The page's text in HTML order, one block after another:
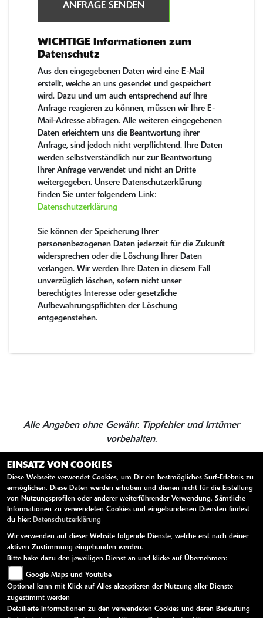
ANFRAGE SENDEN
WICHTIGE Informationen zum
Datenschutz
Aus den eingegebenen Daten wird eine E-Mail
erstellt, welche an uns gesendet und gespeichert
wird. Dazu und um auch entsprechend auf Ihre
Anfrage reagieren zu können, müssen wir Ihre E-
Mail-Adresse abfragen. Alle weiteren eingegebenen
Daten erleichtern uns die Beantwortung ihrer
Anfrage, sind jedoch nicht verpflichtend. Ihre Daten
werden selbstverständlich nur zur Beantwortung
Ihrer Anfrage verwendet und nicht an Dritte
weitergegeben. Unsere Datenschutzerklärung
finden Sie unter folgendem Link:
Datenschutzerklärung
Sie können der Speicherung Ihrer
personenbezogenen Daten jederzeit für die Zukunft
widersprechen oder die Löschung Ihrer Daten
verlangen. Wir werden Ihre Daten in diesem Fall
unverzüglich löschen, sofern nicht unser
berechtigtes Interesse oder gesetzliche
Aufbewahrungspflichten der Löschung
entgegenstehen.
Alle Angaben ohne Gewähr. Tippfehler und Irrtümer
vorbehalten.
ZURÜCK TEILEN
EINSATZ VON COOKIES
Diese Webseite verwendet Cookies, um Dir ein bestmögliches Surf-Erlebnis zu
ermöglichen. Diese Daten werden erhoben und dienen nicht für die Erstellung
von Nutzungsprofilen oder anderer weiterführender Verwendung. Sämtliche
Informationen zu verwendeten Cookies und eingebundenen Diensten findest
du hier: Datenschutzerklärung
Wir verwenden auf dieser Website folgende Dienste, welche erst nach deiner
aktiven Zustimmung eingebunden werden.
Bitte hake dazu den jeweiligen Dienst an und klicke auf Übernehmen:
Google Maps und Youtube
Optional kann mit Klick auf Alles akzeptieren der Nutzung aller Dienste
zugestimmt werden
Detailierte Informationen zu den verwendeten Cookies und deren Bedeutung